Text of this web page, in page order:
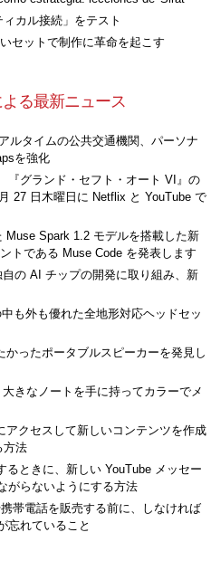
カル接続」をテスト
セットで制作に革命を起こす
る最新ニュース
ルタイムの公共交通機関、パーソナ
を強化
『グランド・セフト・オート VI』の
27 日木曜日に Netflix と YouTube で
Muse Spark 1.2 モデルを搭載した新
トである Muse Code を発表します
の AI チップの開発に取り組み、新
も外も優れた全地形対応ヘッドセッ
ったポータブルスピーカーを発見し
きなノートを手に持ってカラーでメ
アクセスして新しいコンテンツを作成
方法
るときに、新しい YouTube メッセー
がらないようにする方法
帯電話を販売する前に、しなければ
忘れていること